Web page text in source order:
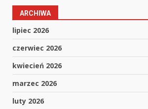
ARCHIWA
lipiec 2026
czerwiec 2026
kwiecień 2026
marzec 2026
luty 2026